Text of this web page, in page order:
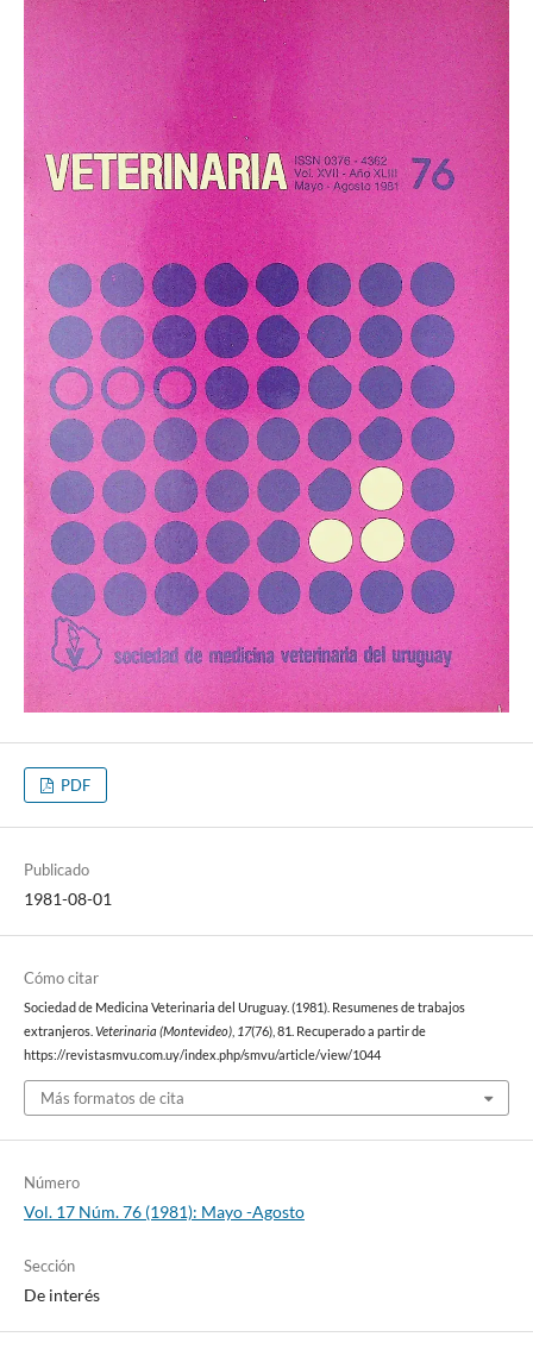
PDF
Publicado
1981-08-01
Cómo citar
Sociedad de Medicina Veterinaria del Uruguay. (1981). Resumenes de trabajos
extranjeros. Veterinaria (Montevideo), 17(76), 81. Recuperado a partir de
https://revistasmvu.com.uy/index.php/smvu/article/view/1044
Más formatos de cita
Número
Vol. 17 Núm. 76 (1981): Mayo -Agosto
Sección
De interés